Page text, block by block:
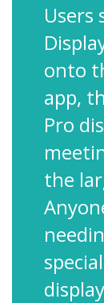
Users
onto
app,
Pro
the